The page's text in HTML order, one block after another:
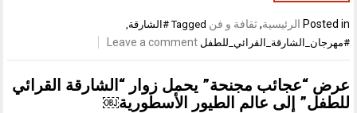
Posted in الرئيسية,ثقافة و فن Tagged #الشارقة,
#مهرجان_الشارقة_القرائي_للطفل Leave a comment
عرض “عجائب مجنحة” يحمل زوار “الشارقة القرائي
للطفل” إلى عالم الطيور الأسطورية￼